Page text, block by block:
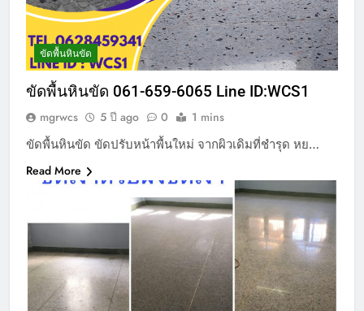
ขัดพื้นหินขัด
ขัดพื้นหินขัด 061-659-6065 Line ID:WCS1
mgrwcs 5 ปี ago 0 1 mins
ขัดพื้นหินขัด ขัดปรับหน้าพื้นใหม่ จากผิวเดิมที่ชำรุด หย…
Read More